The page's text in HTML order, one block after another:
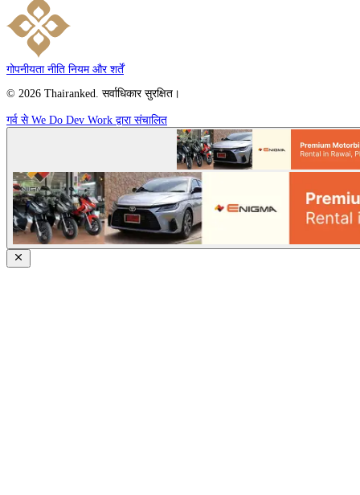
गोपनीयता नीति नियम और शर्तें
© 2026 Thairanked. सर्वाधिकार सुरक्षित।
गर्व से We Do Dev Work द्वारा संचालित